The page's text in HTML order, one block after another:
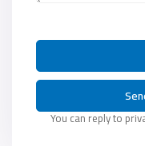
You can reply to